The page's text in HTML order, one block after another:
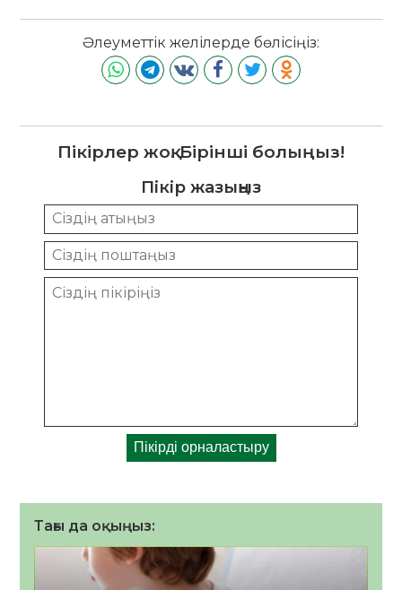
Әлеуметтік желілерде бөлісіңіз:
Пікірлер жоқ. Бірінші болыңыз!
Пікір жазыңыз
Тағы да оқыңыз: